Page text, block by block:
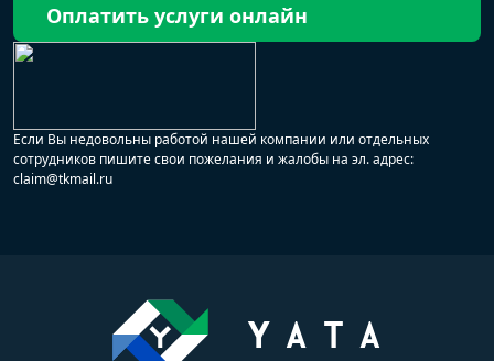
Оплатить услуги онлайн
Если Вы недовольны работой нашей компании или отдельных
сотрудников пишите свои пожелания и жалобы на эл. адрес:
claim@tkmail.ru